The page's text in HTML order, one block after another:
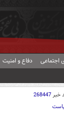
اجتماعی دفاع و امنیت
خبر268447